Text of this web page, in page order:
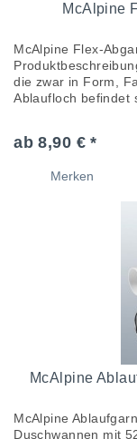
McAlpine
McAlpine Flex-
die zwar in Form,
Ablaufloch befindet
ab 8,90 € *
Merken
McAlpine
McAlpine
Duschwannen mit